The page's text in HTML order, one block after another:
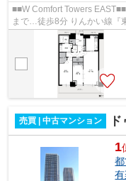
■■W Comfort Towers EAST■■ 2004年10月築 東京メトロ有楽町線『辰巳駅』
まで…徒歩8分 りんかい線『
売買 | 中古マンション
1